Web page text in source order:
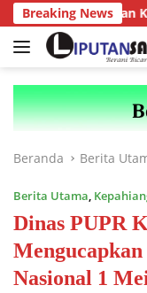
Langsung
ke
konten
Breaking News
dengan Kajati
Beranda Berita
Berita Utama,
Dinas PUPR
Nasional 1